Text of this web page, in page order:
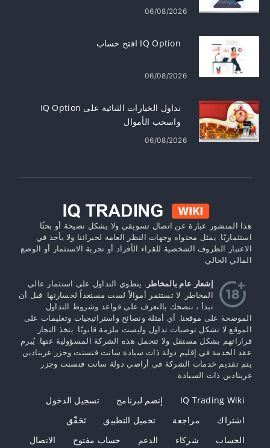
(Windows وmacOS)
06/08/2026
IQ Option افتح حساب
06/08/2026
تداول الخيارات الثنائية على IQ Option
واسحب الأموال
06/08/2026
هذا المنشور عبارة عن اتصال تسويقي ولا يشكل نصيحة أو بحثًا
استثماريًا. يمثل محتواه وجهات النظر العامة لخبرائنا ولا يأخذ في
الاعتبار الظروف الشخصية للقراء الأفراد أو تجربة الاستثمار أو الوضع
المالي الحالي.
إشعار عام بالمخاطر : ينطوي التداول على استثمار عالي
المخاطر. لا تستثمر أموالاً لست مستعداً لخسارتها. قبل أن
تبدأ ، ننصحك بالتعرف على قواعد وشروط التداول
الموضحة على موقعنا. أي أمثلة ونصائح واستراتيجيات وتعليمات على
الموقع لا تشكل توصيات تداول وليست ملزمة قانونًا. يتخذ التجار
قراراتهم بشكل مستقل ولا تتحمل هذه الشركة المسؤولية عنها. يُبرم
عقد الخدمة في إقليم دولة ذات سيادة سانت فنسنت وجزر غرينادين.
يتم تقديم خدمات الشركة في أراضي دولة سانت فنسنت وجزر
غرينادين ذات السيادة.
IQ Trading Wiki إنضم لبرنامج
تسجيل الدخول
اشتراك
مراجعة تحميل التطبيق
تَحَقّق
الحساب
شركاء الدعم حساب مفتوح الاتصال